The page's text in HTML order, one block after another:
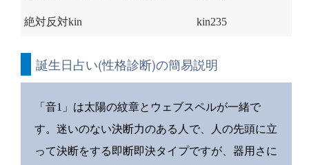
絶対反対kin kin235
誕生日占い(性格診断)の簡易説明
「音1」は太陽の紋章とウェブスペルが一緒で
す。迷いのない決断力のある人で、人の先頭に立
って決断をする即断即決タイプですが、器用さに